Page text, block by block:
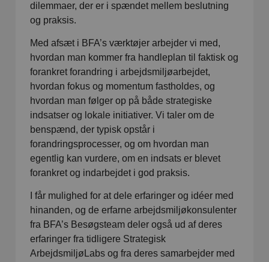
dilemmaer, der er i spændet mellem beslutning
og praksis.
Med afsæt i BFA’s værktøjer arbejder vi med,
hvordan man kommer fra handleplan til faktisk og
forankret forandring i arbejdsmiljøarbejdet,
hvordan fokus og momentum fastholdes, og
hvordan man følger op på både strategiske
indsatser og lokale initiativer. Vi taler om de
benspænd, der typisk opstår i
forandringsprocesser, og om hvordan man
egentlig kan vurdere, om en indsats er blevet
forankret og indarbejdet i god praksis.
I får mulighed for at dele erfaringer og idéer med
hinanden, og de erfarne arbejdsmiljøkonsulenter
fra BFA’s Besøgsteam deler også ud af deres
erfaringer fra tidligere Strategisk
ArbejdsmiljøLabs og fra deres samarbejder med